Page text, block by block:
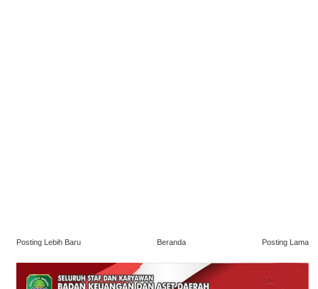
Posting Lebih Baru Posting Lama
Beranda